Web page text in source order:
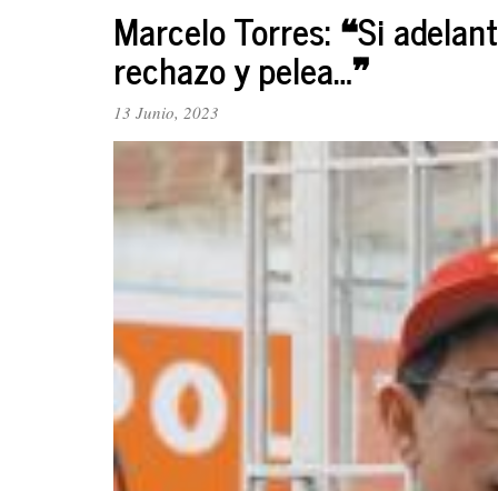
de
neutralidad
del
periodismo
Colombia
Marcelo Torres: ❝Si
rechazo y pelea…❞
13 Junio, 2023